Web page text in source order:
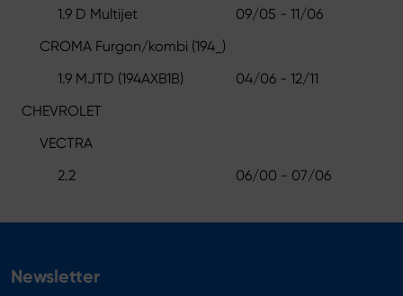
1.9 D Multijet
09/05 - 11/06
CROMA Furgon/kombi (194_)
1.9 MJTD (194AXB1B)
04/06 - 12/11
CHEVROLET
VECTRA
2.2
06/00 - 07/06
Newsletter